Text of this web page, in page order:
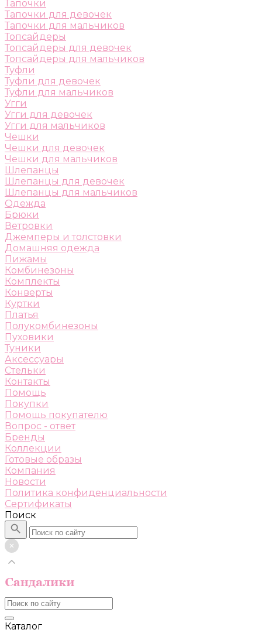
Тапочки
Тапочки для девочек
Тапочки для мальчиков
Топсайдеры
Топсайдеры для девочек
Топсайдеры для мальчиков
Туфли
Туфли для девочек
Туфли для мальчиков
Угги
Угги для девочек
Угги для мальчиков
Чешки
Чешки для девочек
Чешки для мальчиков
Шлепанцы
Шлепанцы для девочек
Шлепанцы для мальчиков
Одежда
Брюки
Ветровки
Джемперы и толстовки
Домашняя одежда
Пижамы
Комбинезоны
Комплекты
Конверты
Куртки
Платья
Полукомбинезоны
Пуховики
Туники
Аксессуары
Стельки
Контакты
Помощь
Покупки
Помощь покупателю
Вопрос - ответ
Бренды
Коллекции
Готовые образы
Компания
Новости
Политика конфиденциальности
Сертификаты
Поиск
Каталог